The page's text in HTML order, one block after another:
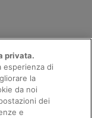
privata.
esperienza di
la
da noi
dei
e